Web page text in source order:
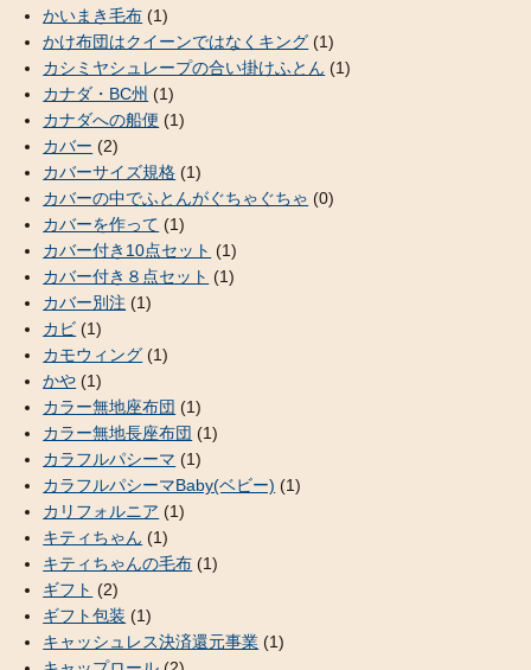
かいまき毛布 (1)
かけ布団はクイーンではなくキング (1)
カシミヤシュレープの合い掛けふとん (1)
カナダ・BC州 (1)
カナダへの船便 (1)
カバー (2)
カバーサイズ規格 (1)
カバーの中でふとんがぐちゃぐちゃ (0)
カバーを作って (1)
カバー付き10点セット (1)
カバー付き８点セット (1)
カバー別注 (1)
カビ (1)
カモウィング (1)
かや (1)
カラー無地座布団 (1)
カラー無地長座布団 (1)
カラフルパシーマ (1)
カラフルパシーマBaby(ベビー) (1)
カリフォルニア (1)
キティちゃん (1)
キティちゃんの毛布 (1)
ギフト (2)
ギフト包装 (1)
キャッシュレス決済還元事業 (1)